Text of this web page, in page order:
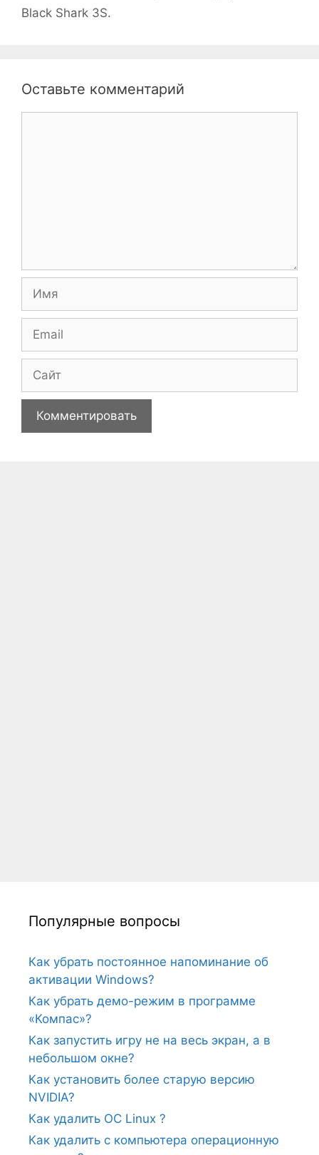
Black Shark 3S.
Оставьте комментарий
Популярные вопросы
Как убрать постоянное напоминание об
активации Windows?
Как убрать демо-режим в программе
«Компас»?
Как запустить игру не на весь экран, а в
небольшом окне?
Как установить более старую версию
NVIDIA?
Как удалить ОС Linux ?
Как удалить с компьютера операционную